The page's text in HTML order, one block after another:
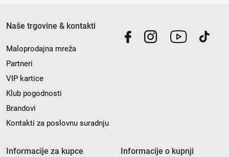
Naše trgovine & kontakti
Maloprodajna mreža
Partneri
VIP kartice
Klub pogodnosti
Brandovi
Kontakti za poslovnu suradnju
Informacije za kupce Informacije o kupnji